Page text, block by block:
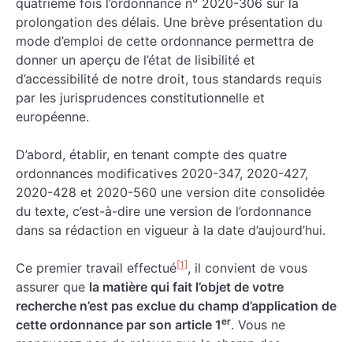
quatrième fois l’ordonnance n° 2020-306 sur la
prolongation des délais. Une brève présentation du
mode d’emploi de cette ordonnance permettra de
donner un aperçu de l’état de lisibilité et
d’accessibilité de notre droit, tous standards requis
par les jurisprudences constitutionnelle et
européenne.
D’abord, établir, en tenant compte des quatre
ordonnances modificatives 2020-347, 2020-427,
2020-428 et 2020-560 une version dite consolidée
du texte, c’est-à-dire une version de l’ordonnance
dans sa rédaction en vigueur à la date d’aujourd’hui.
Ce premier travail effectué[1], il convient de vous
assurer que la matière qui fait l’objet de votre
recherche n’est pas exclue du champ d’application de
cette ordonnance par son article 1er. Vous ne